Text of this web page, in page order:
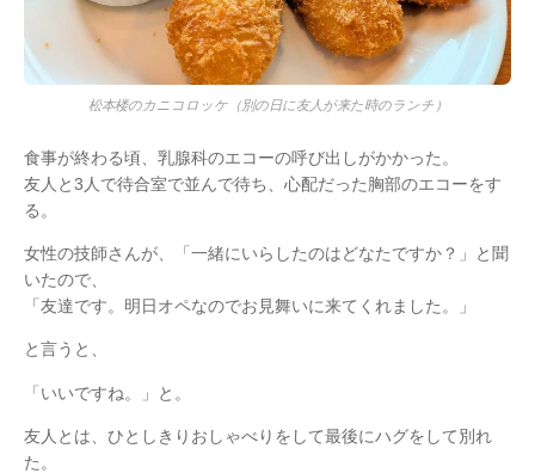
松本楼のカニコロッケ（別の日に友人が来た時のランチ）
食事が終わる頃、乳腺科のエコーの呼び出しがかかった。
友人と3人で待合室で並んで待ち、心配だった胸部のエコーをす
る。
女性の技師さんが、「一緒にいらしたのはどなたですか？」と聞
いたので、
「友達です。明日オペなのでお見舞いに来てくれました。」
と言うと、
「いいですね。」と。
友人とは、ひとしきりおしゃべりをして最後にハグをして別れ
た。